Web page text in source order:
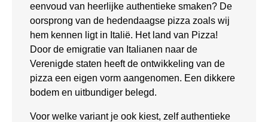
eenvoud van heerlijke authentieke smaken? De
oorsprong van de hedendaagse pizza zoals wij
hem kennen ligt in Italië. Het land van Pizza!
Door de emigratie van Italianen naar de
Verenigde staten heeft de ontwikkeling van de
pizza een eigen vorm aangenomen. Een dikkere
bodem en uitbundiger belegd.
Voor welke variant je ook kiest, zelf authentieke